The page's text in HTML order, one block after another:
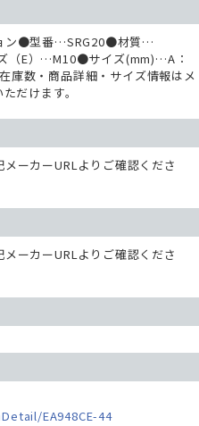
ン●型番…SRG20●材質…
（E）…M10●サイズ(mm)…A：
庫数・商品詳細・サイズ情報はメ
だけます。
ーカーURLよりご確認くださ
ーカーURLよりご確認くださ
EA948CE-44